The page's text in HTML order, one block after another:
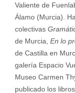
Valiente de
Álamo (Murcia).
colectivas
de Murcia, En lo
de Castilla en
galería Espacio
Museo Carmen
publicado los libros